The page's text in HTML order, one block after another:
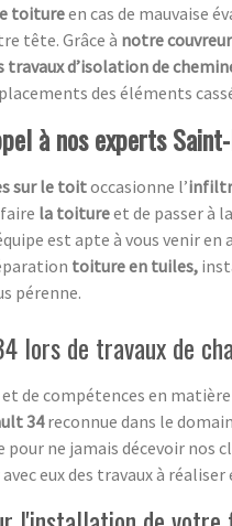
toitureen cas de mauvaise
tête. Grâce à notre
d’isolation de
des éléments
à nos experts
sur le toitoccasionne l’
la toitureet de passer à la
est apte à vous venir en
toiture en tuiles,
pérenne.
lors de travaux de
de compétences en matière
34reconnue dans le
ne jamais décevoir nos
eux des travaux à